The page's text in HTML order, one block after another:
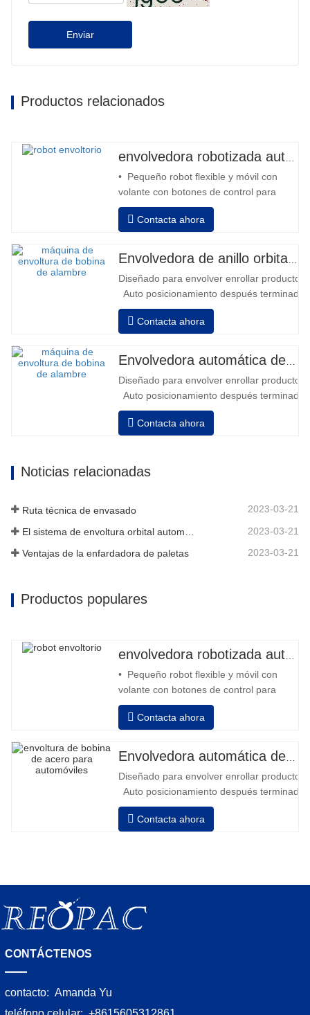
Enviar
Productos relacionados
envolvedora robotizada automática
• Pequeño robot flexible y móvil con
volante con botones de control para
avanzar y retroceder • Operación fuera
de la columna • 2 baterías serie 12V /
batería llena 120-130 palets • Cargador
tiempo de carga aprox. 8-10h…
Contacta ahora
Envolvedora de anillo orbital automática para bobina
Diseñado para envolver enrollar
Auto posicionamiento después
velocidad, estiramiento fuerza puede ser
Neumático superior plato a prensa
Contacta ahora
Envolvedora automática de bobinas de alambre
Diseñado para envolver enrollar
Auto posicionamiento después
velocidad, estiramiento fuerza puede ser
Neumático superior plato a prensa
Contacta ahora
Noticias relacionadas
Ruta técnica de envasado 2023-03-21
2023-03-21
Ventajas de la enfardadora de paletas 2023-03-21
Productos populares
envolvedora robotizada automática
• Pequeño robot flexible y móvil con
volante con botones de control para
avanzar y retroceder • Operación fuera
de la columna • 2 baterías serie 12V /
batería llena 120-130 palets • Cargador
tiempo de carga aprox. 8-10h
Contacta ahora
Envolvedora automática de bobinas de acero
Diseñado para envolver enrollar
Auto posicionamiento después
velocidad, estiramiento fuerza puede ser
Neumático superior plato a prensa bobina
Contacta ahora
CONTÁCTENOS
contacto: Amanda Yu